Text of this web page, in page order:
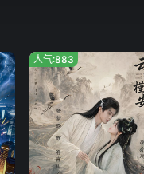
人气:883